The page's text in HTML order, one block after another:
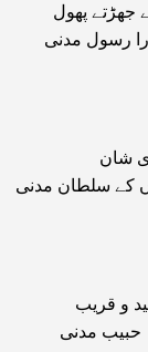
پھول
رسول مدنی
شان
کے سلطان مدنی
و قریب
حبیب مدنی